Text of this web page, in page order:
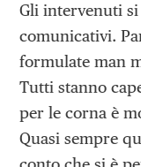
Gli intervenuti
comunicativi.
formulate man
Tutti stanno
per le corna è
Quasi sempre